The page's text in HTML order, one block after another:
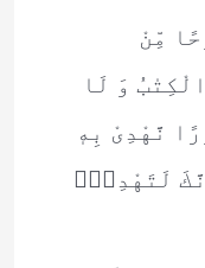
مِّنْ
وَ لَا
نَّهْدِیْ بِهٖ
لَتَهْدِیْۤ